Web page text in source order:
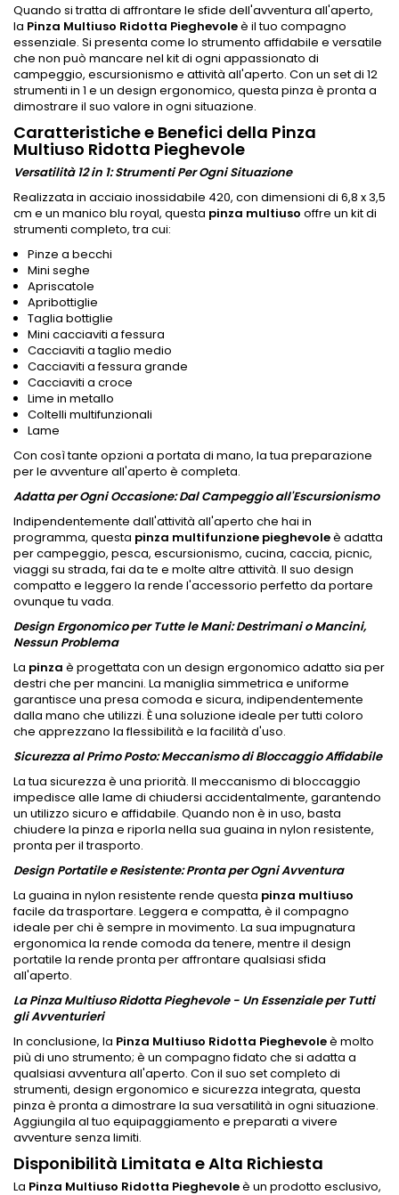
Quando si tratta di affrontare le sfide dell'avventura all'aperto,
la Pinza Multiuso Ridotta Pieghevoleè il tuo compagno
essenziale. Si presenta come lo strumento affidabile e versatile
che non può mancare nel kit di ogni appassionato di
campeggio, escursionismo e attività all'aperto. Con un set di 12
strumenti in 1 e un design ergonomico, questa pinza è pronta a
dimostrare il suo valore in ogni situazione.
Caratteristiche e Benefici della Pinza
Multiuso Ridotta Pieghevole
Versatilità 12 in 1: Strumenti Per Ogni Situazione
Realizzata in acciaio inossidabile 420, con dimensioni di 6,8 x 3,5
cm e un manico blu royal, questa pinza multiuso offre un kit di
strumenti completo, tra cui:
Pinze a becchi
Mini seghe
Apriscatole
Apribottiglie
Taglia bottiglie
Mini cacciaviti a fessura
Cacciaviti a taglio medio
Cacciaviti a fessura grande
Cacciaviti a croce
Lime in metallo
Coltelli multifunzionali
Lame
Con così tante opzioni a portata di mano, la tua preparazione
per le avventure all'aperto è completa.
Adatta per Ogni Occasione: Dal Campeggio all'Escursionismo
Indipendentemente dall'attività all'aperto che hai in
programma, questa pinza multifunzione pieghevoleè adatta
per campeggio, pesca, escursionismo, cucina, caccia, picnic,
viaggi su strada, fai da te e molte altre attività. Il suo design
compatto e leggero la rende l'accessorio perfetto da portare
ovunque tu vada.
Design Ergonomico per Tutte le Mani: Destrimani o Mancini,
Nessun Problema
La pinza è progettata con un design ergonomico adatto sia per
destri che per mancini. La maniglia simmetrica e uniforme
garantisce una presa comoda e sicura, indipendentemente
dalla mano che utilizzi. È una soluzione ideale per tutti coloro
che apprezzano la flessibilità e la facilità d'uso.
Sicurezza al Primo Posto: Meccanismo di Bloccaggio Affidabile
La tua sicurezza è una priorità. Il meccanismo di bloccaggio
impedisce alle lame di chiudersi accidentalmente, garantendo
un utilizzo sicuro e affidabile. Quando non è in uso, basta
chiudere la pinza e riporla nella sua guaina in nylon resistente,
pronta per il trasporto.
Design Portatile e Resistente: Pronta per Ogni Avventura
La guaina in nylon resistente rende questa pinza multiuso
facile da trasportare. Leggera e compatta, è il compagno
ideale per chi è sempre in movimento. La sua impugnatura
ergonomica la rende comoda da tenere, mentre il design
portatile la rende pronta per affrontare qualsiasi sfida
all'aperto.
La Pinza Multiuso Ridotta Pieghevole - Un Essenziale per Tutti
gli Avventurieri
In conclusione, la Pinza Multiuso Ridotta Pieghevoleè molto
più di uno strumento; è un compagno fidato che si adatta a
qualsiasi avventura all'aperto. Con il suo set completo di
strumenti, design ergonomico e sicurezza integrata, questa
pinza è pronta a dimostrare la sua versatilità in ogni situazione.
Aggiungila al tuo equipaggiamento e preparati a vivere
avventure senza limiti.
Disponibilità Limitata e Alta Richiesta
La Pinza Multiuso Ridotta Pieghevoleè un prodotto esclusivo,